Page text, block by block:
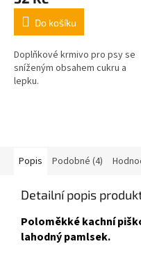
5,0
5
hvězdiček.
Do košíku
Doplňkové krmivo pro psy se
sníženým obsahem cukru a
lepku.
Popis Podobné (4)
Detailní popis
Poloměkké kachní
lahodný pamlsek.